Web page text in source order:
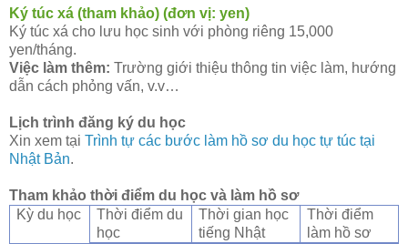
Ký túc xá (tham khảo) (đơn vị: yen)
Ký túc xá cho lưu học sinh với phòng riêng 15,000
yen/tháng.
Việc làm thêm: Trường giới thiệu thông tin việc làm, hướng
dẫn cách phỏng vấn, v.v…
Lịch trình đăng ký du học
Xin xem tại Trình tự các bước làm hồ sơ du học tự túc tại
Nhật Bản.
Tham khảo thời điểm du học và làm hồ sơ
Kỳ du học
Thời điểm du
học
Thời gian học
tiếng Nhật
Thời điểm
làm hồ sơ